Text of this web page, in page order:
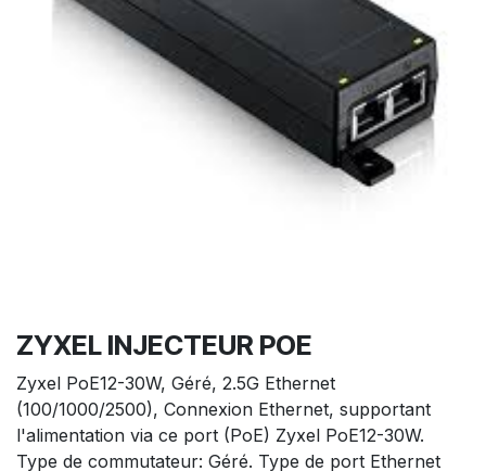
ZYXEL INJECTEUR POE
Zyxel PoE12-30W, Géré, 2.5G Ethernet
(100/1000/2500), Connexion Ethernet, supportant
l'alimentation via ce port (PoE) Zyxel PoE12-30W.
Type de commutateur: Géré. Type de port Ethernet